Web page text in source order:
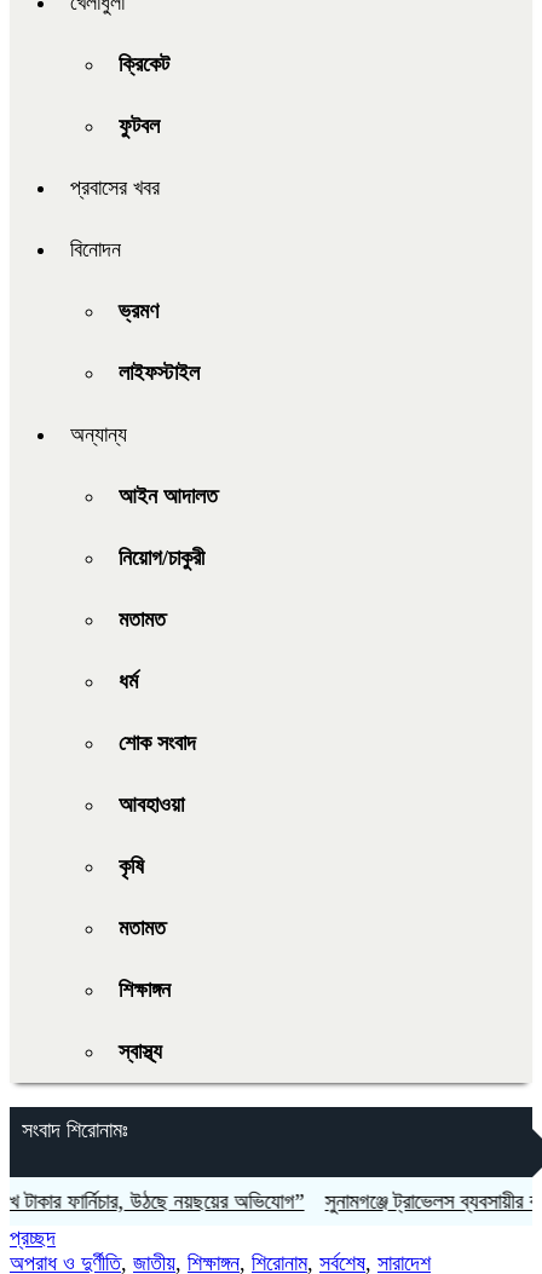
ক্রিকেট
ফুটবল
প্রবাসের খবর
বিনোদন
ভ্রমণ
লাইফস্টাইল
অন্যান্য
আইন আদালত
নিয়োগ/চাকুরী
মতামত
ধর্ম
শোক সংবাদ
আবহাওয়া
কৃষি
মতামত
শিক্ষাঙ্গন
স্বাস্থ্য
সংবাদ শিরোনামঃ
উঠছে নয়ছয়ের অভিযোগ” সুনামগঞ্জে ট্রাভেলস ব্যবসায়ীর ঝুলন্ত
প্রচ্ছদ
অপরাধ ও দুর্ণীতি, জাতীয়, শিক্ষাঙ্গন, শিরোনাম, সর্বশেষ, সারাদেশ